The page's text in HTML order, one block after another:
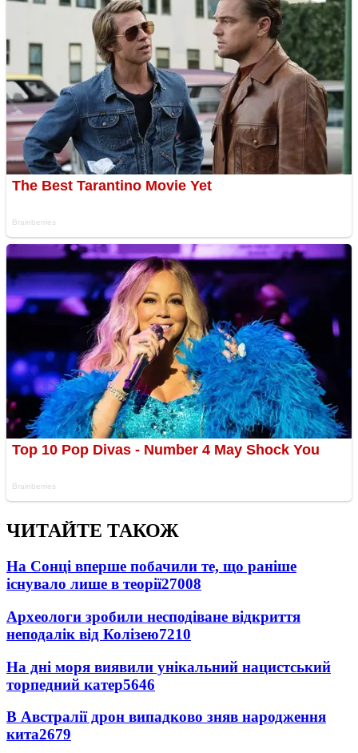
ЧИТАЙТЕ ТАКОЖ
На Сонці вперше побачили те, що раніше
існувало лише в теорії27008
Археологи зробили несподіване відкриття
неподалік від Колізею7210
На дні моря виявили унікальний нацистський
торпедний катер5646
В Австралії дрон випадково зняв народження
кита2679